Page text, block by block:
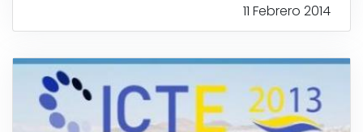
11 Febrero 2014